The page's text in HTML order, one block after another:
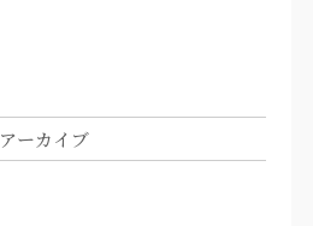
アーカイブ